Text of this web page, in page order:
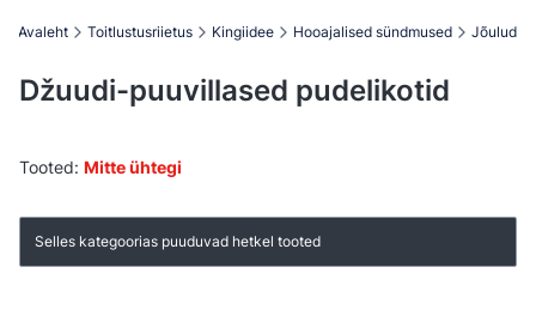
Avaleht Toitlustusriietus Kingiidee Hooajalised sündmused Jõulud
Džuudi-puuvillased pudelikotid
Tooted: Mitte ühtegi
Toodete loetelu
Selles kategoorias puuduvad hetkel tooted